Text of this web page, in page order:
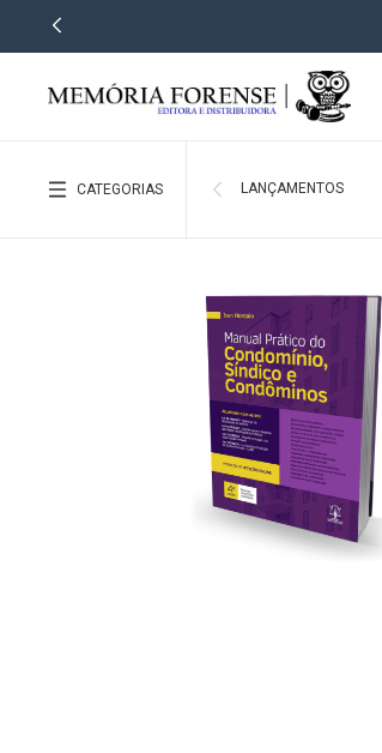
CATEGORIAS LANÇAMENTOS